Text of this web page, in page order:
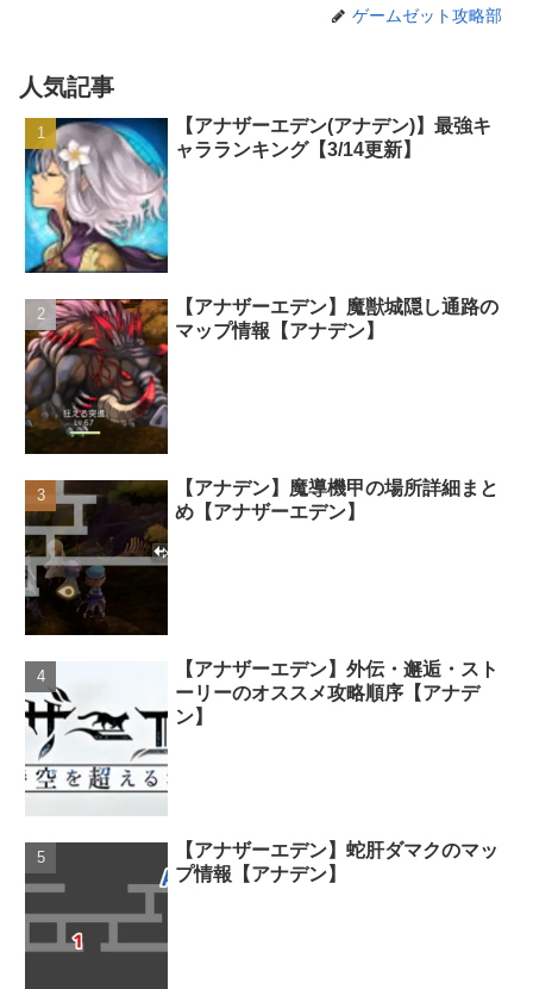
ゲームゼット攻略部
人気記事
【アナザーエデン(アナデン)】最強キ
ャラランキング【3/14更新】
【アナザーエデン】魔獣城隠し通路の
マップ情報【アナデン】
【アナデン】魔導機甲の場所詳細まと
め【アナザーエデン】
【アナザーエデン】外伝・邂逅・スト
ーリーのオススメ攻略順序【アナデ
ン】
【アナザーエデン】蛇肝ダマクのマッ
プ情報【アナデン】